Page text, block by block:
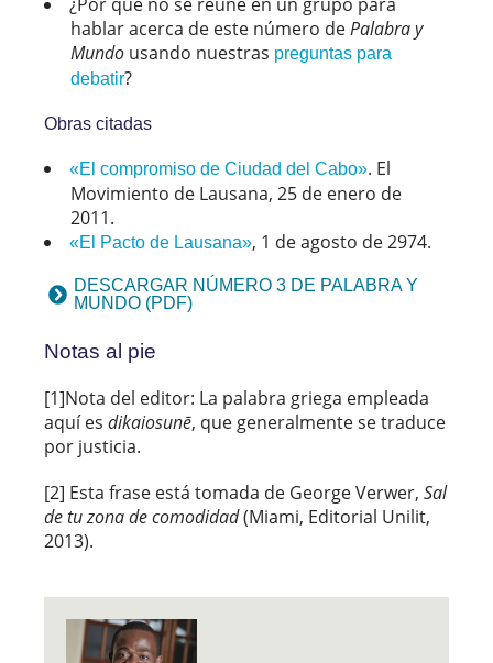
hablar acerca de este número dePalabra y
Mundo usando nuestras preguntas para
debatir?
Obras citadas
«El compromiso de Ciudad del Cabo». El
Movimiento de Lausana, 25 de enero de
2011.
«El Pacto de Lausana», 1 de agosto de 2974.
DESCARGAR NÚMERO 3 DE PALABRA Y
MUNDO (PDF)
Notas al pie
[1]Nota del editor: La palabra griega empleada
aquí es dikaiosunē, que generalmente se traduce
por justicia.
[2] Esta frase está tomada de George Verwer, Sal
de tu zona de comodidad(Miami, Editorial Unilit,
2013).